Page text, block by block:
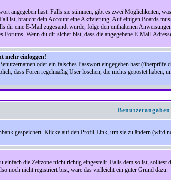
angegeben hast. Falls sie stimmen, gibt es zwei Möglichkeiten,
ist, braucht dein Account eine Aktivierung. Auf einigen Boards
eine E-Mail zugesandt wurde, folge den enthaltenen
Wenn du dir sicher bist, dass die angegebene E-Mail-
mehr einloggen!
oder ein falsches Passwort eingegeben hast
dass Foren regelmäßig User löschen, die nichts gepostet
gespeichert. Klicke auf den Profil-Link, um sie zu ändern (wird
die Zeitzone nicht richtig eingestellt. Falls dem so ist,
noch nicht registriert bist, wäre das vielleicht ein guter Grund dazu.